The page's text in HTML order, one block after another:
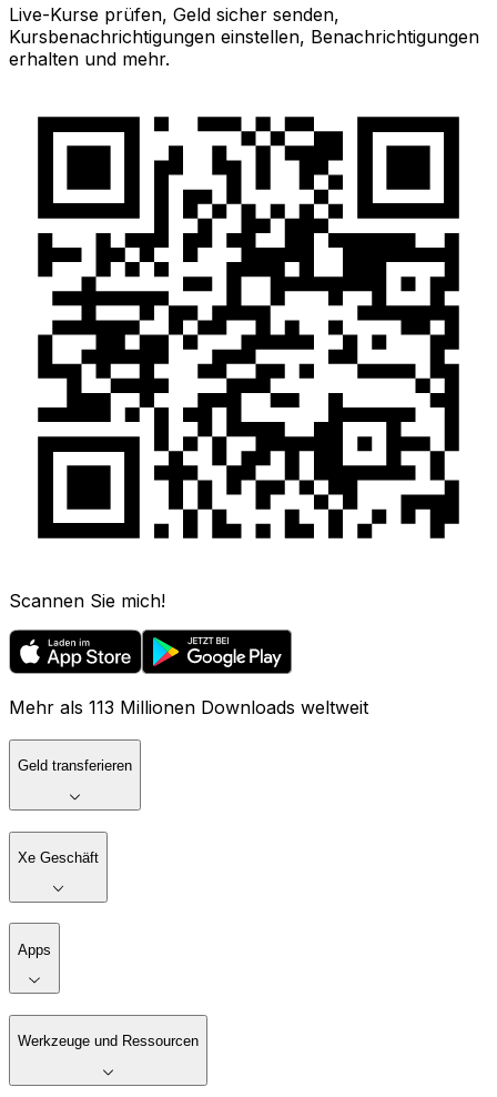
Live-Kurse prüfen, Geld sicher senden,
Kursbenachrichtigungen einstellen, Benachrichtigungen
erhalten und mehr.
Scannen Sie mich!
Mehr als 113 Millionen Downloads weltweit
Geld transferieren
Xe Geschäft
Apps
Werkzeuge und Ressourcen